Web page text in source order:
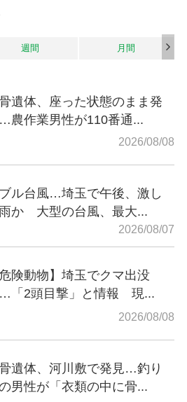
週間 月間
遺体、座った状態のまま発
農作業男性が110番通...
2026/08/08
ル台風…埼玉で午後、激し
か 大型の台風、最大...
2026/08/07
危険動物】埼玉でクマ出没
「2頭目撃」と情報 現...
2026/08/08
遺体、河川敷で発見…釣り
男性が「衣類の中に骨...